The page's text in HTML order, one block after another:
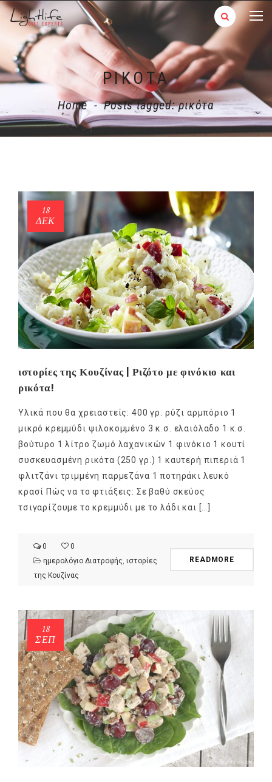
ΡΙΚΌΤΑ
Home - Posts tagged: ρικότα
18
ΔΕΚ
ιστορίες της Κουζίνας | Ριζότο με φινόκιο και
ρικότα!
Υλικά που θα χρειαστείς: 400 γρ. ρύζι αρμπόριο 1
μικρό κρεμμύδι ψιλοκομμένο 3 κ.σ. ελαιόλαδο 1 κ.σ.
βούτυρο 1 λίτρο ζωμό λαχανικών 1 φινόκιο 1 κουτί
συσκευασμένη ρικότα (250 γρ.) 1 καυτερή πιπεριά 1
φλιτζάνι τριμμένη παρμεζάνα 1 ποτηράκι λευκό
κρασί Πώς να το φτιάξεις: Σε βαθύ σκεύος
τσιγαρίζουμε το κρεμμύδι με το λάδι και […]
0
0
ημερολόγιο Διατροφής ιστορίες
της Κουζίνας
READMORE
18
ΣΕΠ